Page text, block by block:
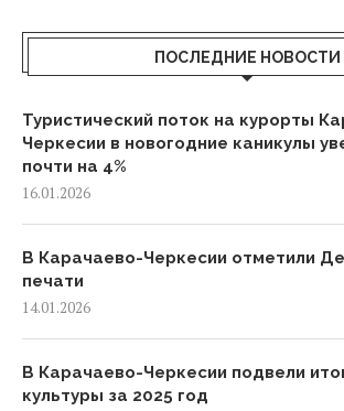
ПОСЛЕДНИЕ НОВОСТИ
Туристический поток на курорты
Черкесии в новогодние каникулы
почти на 4%
16.01.2026
В Карачаево-Черкесии отметили
печати
14.01.2026
В Карачаево-Черкесии подвели
культуры за 2025 год